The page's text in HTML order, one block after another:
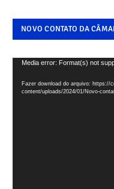
NOVO CONTATO DA
Tocador
vídeo
Media error: Format(s) not
Fazer download do arquivo: https://
content/uploads/2024/01/Novo-